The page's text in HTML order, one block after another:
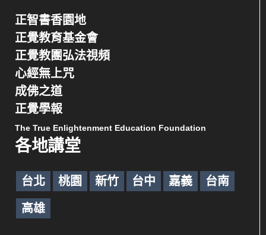
正智書香園地
正覺教育基金會
正覺教團弘法視頻
心經無上咒
成佛之道
正覺學報
The True Enlightenment Education Foundation
各地講堂
台北 桃園 新竹 台中 嘉義 台南
高雄